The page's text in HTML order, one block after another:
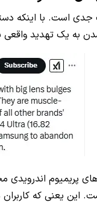
به یک تهدید واقعی
یعنی که کاربران